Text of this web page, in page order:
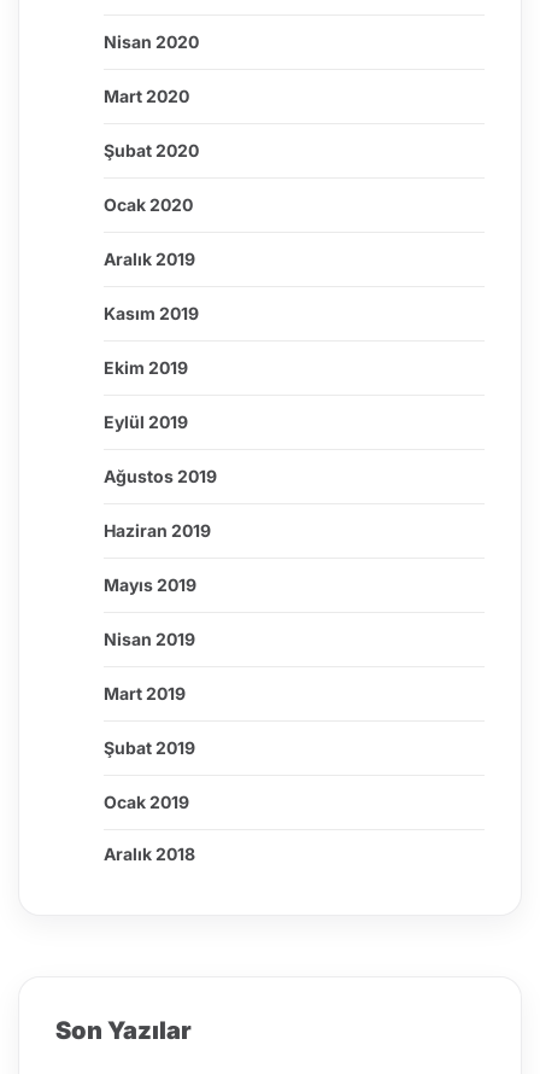
Nisan 2020
Mart 2020
Şubat 2020
Ocak 2020
Aralık 2019
Kasım 2019
Ekim 2019
Eylül 2019
Ağustos 2019
Haziran 2019
Mayıs 2019
Nisan 2019
Mart 2019
Şubat 2019
Ocak 2019
Aralık 2018
Son Yazılar